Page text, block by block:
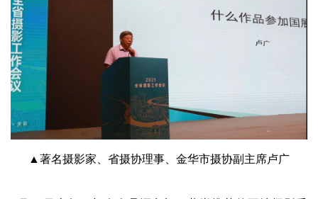
▲著名摄影家、省摄协理事、金华市摄协副主席卢广